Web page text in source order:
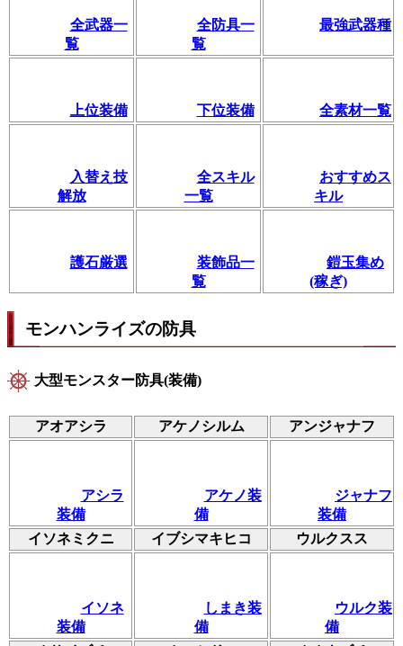
全武器一
覧
全防具一
覧
最強武器種
上位装備 下位装備 全素材一覧
入替え技
解放
全スキル
一覧
おすすめス
キル
護石厳選
装飾品一
覧
鎧玉集め
(稼ぎ)
モンハンライズの防具
大型モンスター防具(装備)
アオアシラ アケノシルム アンジャナフ
アシラ
装備
アケノ装
備
ジャナフ
装備
イソネミクニ
イブシマキヒコ ウルクスス
イソネ
装備
しまき装
備
ウルク装
備